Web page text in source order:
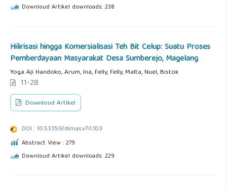
Downloud Artikel downloads: 238
Hilirisasi hingga Komersialisasi Teh Bit Celup: Suatu Proses
Pemberdayaan Masyarakat Desa Sumberejo, Magelang
Yoga Aji Handoko, Arum, Ina, Felly, Felly, Malta, Nuel, Bistok
11-28
Downloud Artikel
DOI : 10.53359/dimas.v7i1.103
Abstract View : 279
Downloud Artikel downloads: 229